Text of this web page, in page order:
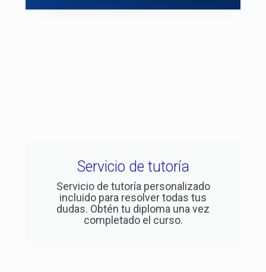
Servicio de tutoría
Servicio de tutoría personalizado
incluido para resolver todas tus
dudas. Obtén tu diploma una vez
completado el curso.